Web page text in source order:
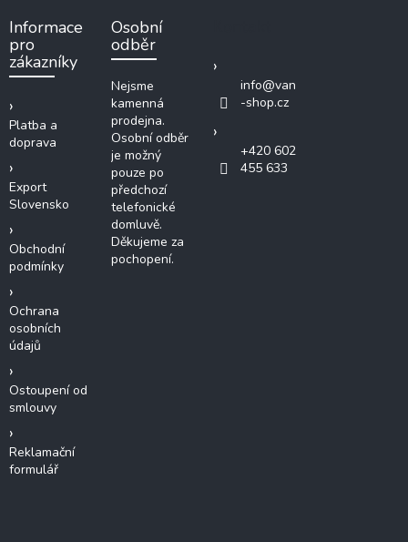
Informace
pro
zákazníky
Platba a
doprava
Export
Slovensko
Obchodní
podmínky
Ochrana
osobních
údajů
Ostoupení od
smlouvy
Reklamační
formulář
Osobní
odběr
Nejsme
kamenná
prodejna.
Osobní odběr
je možný
pouze po
předchozí
telefonické
domluvě.
Děkujeme za
pochopení.
info@van
-shop.cz
+420 602
455 633